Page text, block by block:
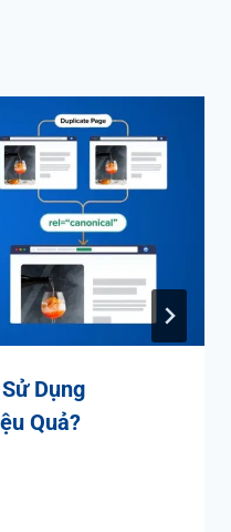
Dụng
Quả?